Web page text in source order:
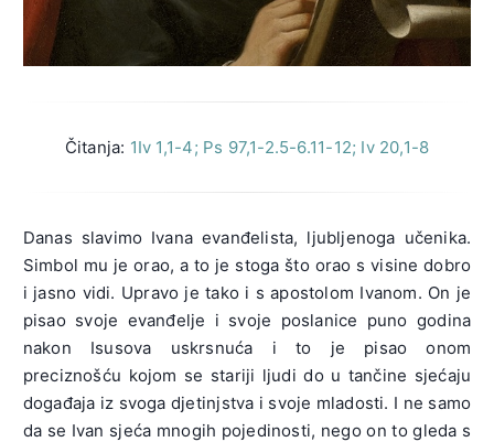
Čitanja: 1Iv 1,1-4; Ps 97,1-2.5-6.11-12; Iv 20,1-8
Danas slavimo Ivana evanđelista, ljubljenoga učenika.
Simbol mu je orao, a to je stoga što orao s visine dobro
i jasno vidi. Upravo je tako i s apostolom Ivanom. On je
pisao svoje evanđelje i svoje poslanice puno godina
nakon Isusova uskrsnuća i to je pisao onom
preciznošću kojom se stariji ljudi do u tančine sjećaju
događaja iz svoga djetinjstva i svoje mladosti. I ne samo
da se Ivan sjeća mnogih pojedinosti, nego on to gleda s